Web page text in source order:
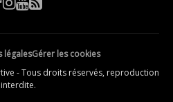
légalesGérer les cookies
- Tous droits réservés, reproduction
interdite.